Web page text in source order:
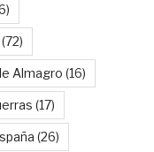
(72)
Almagro (16)
(17)
(26)